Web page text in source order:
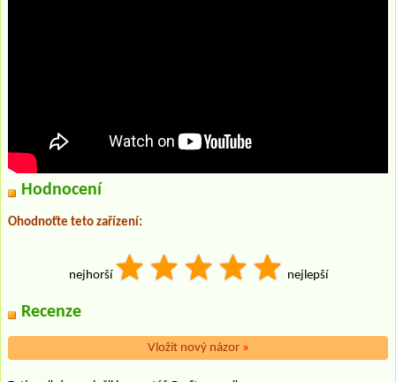
Hodnocení
Ohodnoťte teto zařízení:
nejhorší nejlepší
Recenze
Vložit nový názor »